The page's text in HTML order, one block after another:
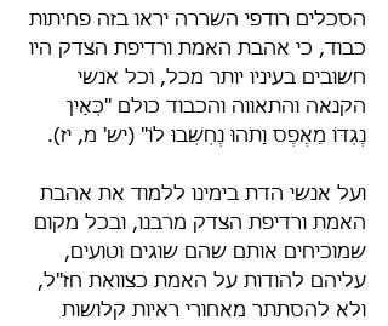
הסכלים רודפי השררה יראו בזה פחיתות
כבוד, כי אהבת האמת ורדיפת הצדק היו
חשובים בעיניו יותר מכל, וכל אנשי
הקנאה והתאווה והכבוד כולם "כְּאַיִן
נֶגְדּוֹ מֵאֶפֶס וָתֹהוּ נֶחְשְׁבוּ לוֹ" (יש' מ, יז).
ועל אנשי הדת בימינו ללמוד את אהבת
האמת ורדיפת הצדק מרבנו, ובכל מקום
שמוכיחים אותם שהם שוגים וטועים,
עליהם להודות על האמת כצוואת חז"ל,
ולא להסתתר מאחורי ראיות קלושות